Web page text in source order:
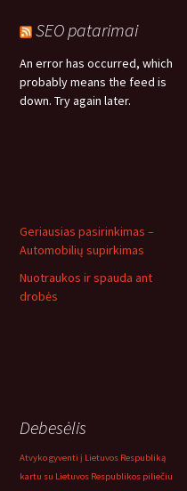
SEO patarimai
An error has occurred, which
probably means the feed is
down. Try again later.
Geriausias pasirinkimas –
Automobilių supirkimas
Nuotraukos ir spauda ant
drobės
Debesėlis
Atvyko gyventi į Lietuvos Respubliką
kartu su Lietuvos Respublikos piliečiu